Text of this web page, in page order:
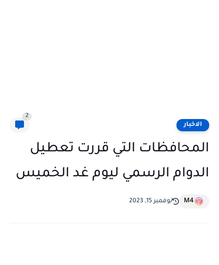
الاخبار
2
المحافظات التي قررت تعطيل
الدوام الرسمي ليوم غد الخميس
M4 نوفمبر 15, 2023